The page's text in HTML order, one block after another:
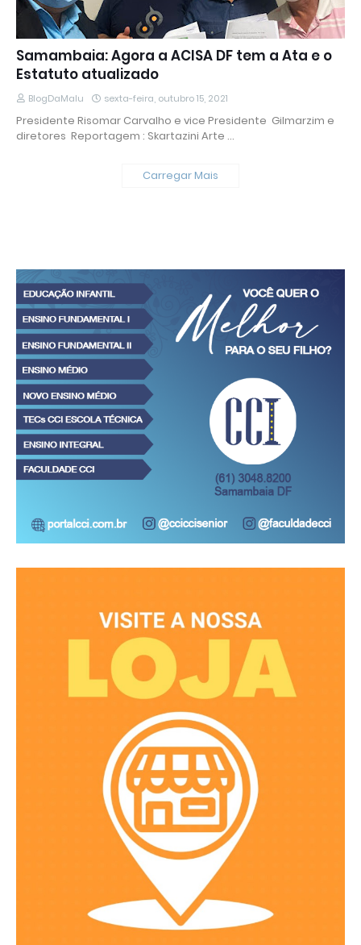
Samambaia: Agora a ACISA DF tem a Ata e o
Estatuto atualizado
BlogDaMalu sexta-feira, outubro 15, 2021
Presidente Risomar Carvalho e vice Presidente Gilmarzim e
diretores Reportagem : Skartazini Arte …
Carregar Mais